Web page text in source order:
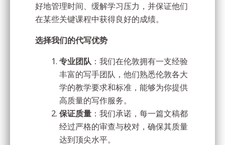
好地管理时间、缓解学习压力，并保证他们
在某些关键课程中获得良好的成绩。
选择我们的代写优势
专业团队 ：我们在伦敦拥有一支经验
丰富的写手团队，他们熟悉伦敦各大
学的教学要求和标准，能够为你提供
高质量的写作服务。
保证质量 ：我们承诺，每一篇文稿都
经过严格的审查与校对，确保其质量
达到顶尖水平。